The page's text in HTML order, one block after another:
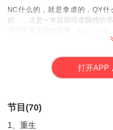
NC什么的，就是拿虐的，QY
的……这是一本反琼瑶虐脑残的
打开APP
节目(70)
1、重生